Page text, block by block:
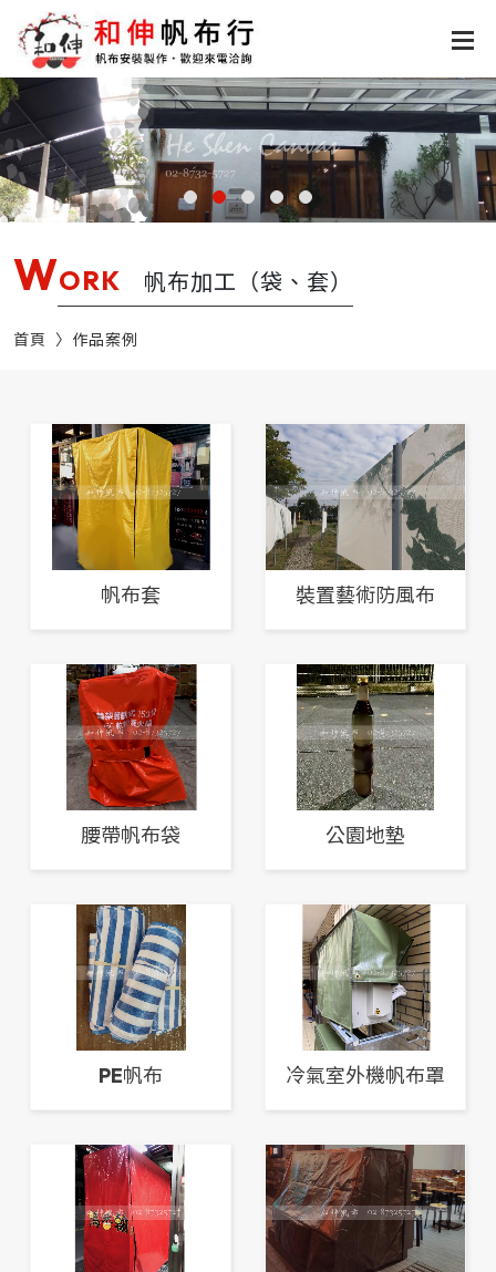
WORK 帆布加工（袋、套）
首頁 作品案例
帆布套 裝置藝術防風布
腰帶帆布袋 公園地墊
PE帆布 冷氣室外機帆布罩